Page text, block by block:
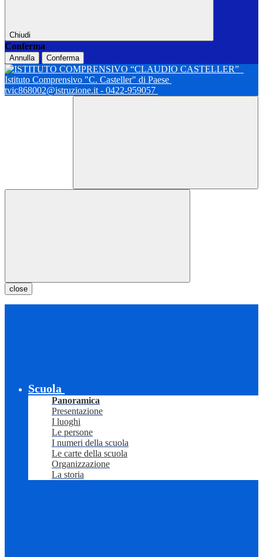
Chiudi
Conferma
Annulla Conferma
Istituto Comprensivo "C. Casteller" di Paese
tvic868002@istruzione.it - 0422-959057
close
Scuola
Panoramica
Presentazione
I luoghi
Le persone
I numeri della scuola
Le carte della scuola
Organizzazione
La storia